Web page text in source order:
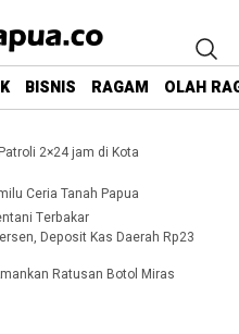
BISNIS RAGAM OLAH
2×24 jam di Kota
Ceria Tanah Papua
Terbakar
Deposit Kas Daerah Rp23
Ratusan Botol Miras